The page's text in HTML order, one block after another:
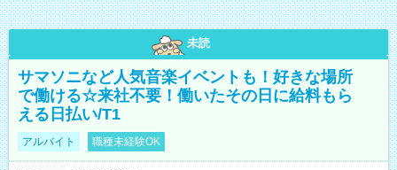
未読
サマソニなど人気音楽イベントも！好きな場所
で働ける☆来社不要！働いたその日に給料もら
える日払い/T1
アルバイト 職種未経験OK